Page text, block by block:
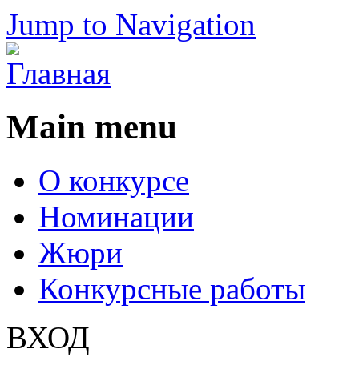
Jump to Navigation
Main menu
О конкурсе
Номинации
Жюри
Конкурсные работы
ВХОД